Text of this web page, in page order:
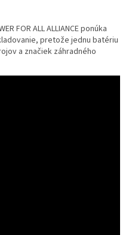
FOR ALL ALLIANCE ponúka
pretože jednu batériu
a značiek záhradného